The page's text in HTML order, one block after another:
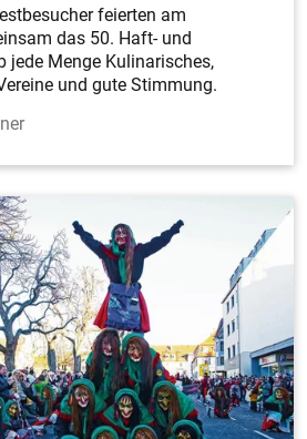
feierten am
das 50. Haft- und
jede Menge Kulinarisches,
und gute Stimmung.